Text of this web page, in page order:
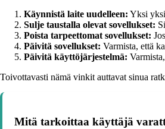
Käynnistä laite uudelleen: Yksi
Sulje taustalla olevat sovellukset:
Poista tarpeettomat sovellukset:
Päivitä sovellukset: Varmista, että
Päivitä käyttöjärjestelmä:
Toivottavasti nämä vinkit auttavat sinua
Mitä tarkoittaa käyttäjä